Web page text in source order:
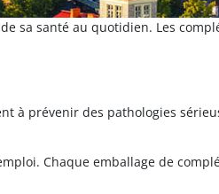
sa santé au quotidien. Les
à prévenir des pathologies
Chaque emballage de